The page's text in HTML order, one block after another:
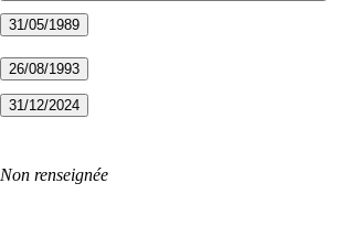
31/05/1989
26/08/1993
31/12/2024
Non renseignée